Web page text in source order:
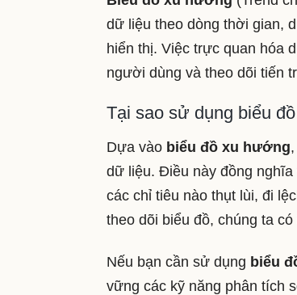
dữ liệu theo dòng thời gian,
hiển thị. Việc trực quan hóa
người dùng và theo dõi tiến
Tại sao sử dụng biểu
Dựa vào biểu đồ xu hướng
dữ liệu. Điều này đồng
các chỉ tiêu nào thụt lùi, đi
theo dõi biểu đồ, chúng ta
Nếu bạn cần sử dụng biểu
vững các kỹ năng phân tích